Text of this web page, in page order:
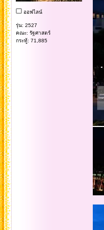
ออฟไลน์
รุ่น: 2527
คณะ: รัฐศาสตร์
กระทู้: 71,885